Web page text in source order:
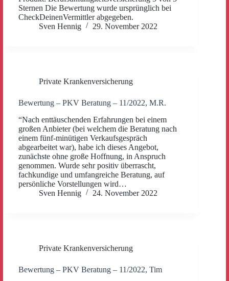
Sternen Die Bewertung wurde ursprünglich bei
CheckDeinenVermittler abgegeben.
Sven Hennig
29. November 2022
Private Krankenversicherung
Bewertung – PKV Beratung – 11/2022, M.R.
“Nach enttäuschenden Erfahrungen bei einem
großen Anbieter (bei welchem die Beratung nach
einem fünf-minütigen Verkaufsgespräch
abgearbeitet war), habe ich dieses Angebot,
zunächste ohne große Hoffnung, in Anspruch
genommen. Wurde sehr positiv überrascht,
fachkundige und umfangreiche Beratung, auf
persönliche Vorstellungen wird…
Sven Hennig
24. November 2022
Private Krankenversicherung
Bewertung – PKV Beratung – 11/2022, Tim